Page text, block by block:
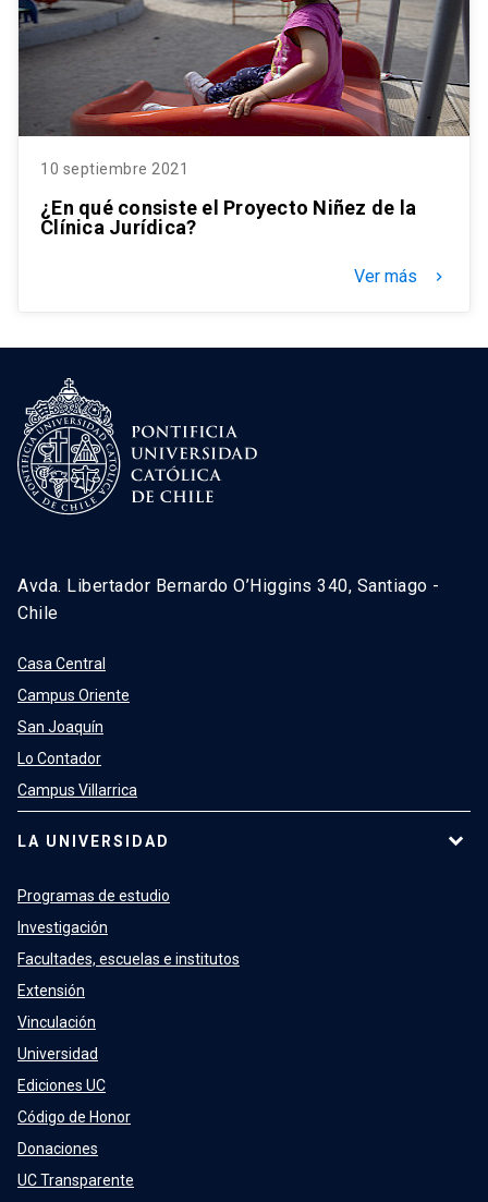
10 septiembre 2021
¿En qué consiste el Proyecto Niñez de la
Clínica Jurídica?
Ver más keyboard_arrow_right
Avda. Libertador Bernardo O’Higgins 340, Santiago -
Chile
Casa Central
Campus Oriente
San Joaquín
Lo Contador
Campus Villarrica
LA UNIVERSIDAD
Programas de estudio
Investigación
Facultades, escuelas e institutos
Extensión
Vinculación
Universidad
Ediciones UC
Código de Honor
Donaciones
UC Transparente